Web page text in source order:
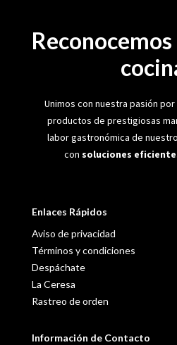
Reconocemos
Unimos con nuestra pasión por
productos de prestigiosas
labor gastronómica de
con soluciones
Enlaces Rápidos
Aviso de privacidad
Términos y condiciones
Despáchate
La Ceresa
Rastreo de orden
Información de Contacto